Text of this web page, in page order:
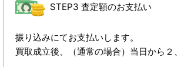
STEP3 査定額のお支払い
振り込みにてお支払いします。
買取成立後、（通常の場合）当日から２